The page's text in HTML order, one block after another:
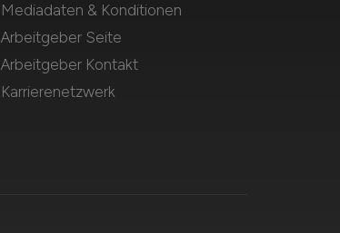
Mediadaten & Konditionen
Arbeitgeber Seite
Arbeitgeber Kontakt
Karrierenetzwerk